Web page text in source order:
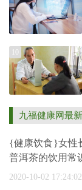
10
九福健康网最
{健康饮食}女性
普洱茶的饮用常
2020-10-02 17:24:02